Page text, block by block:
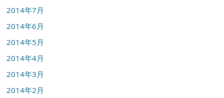
2014年7月
2014年6月
2014年5月
2014年4月
2014年3月
2014年2月